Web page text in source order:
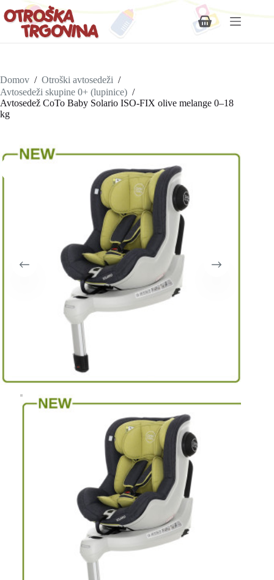
Shopping
Domov / Otroški avtosedeži /
Avtosedeži skupine 0+ (lupinice) /
Avtosedež CoTo Baby Solario ISO-FIX olive melange 0–18
kg